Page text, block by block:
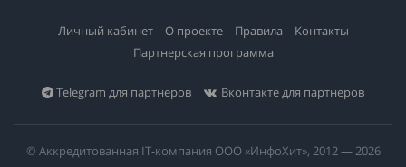
Личный кабинет О проекте Правила
Контакты
Партнерская программа
Telegram для партнеров Вконтакте для партнеров
© Аккредитованная IT-компания ООО «ИнфоХит», 2012 — 2026